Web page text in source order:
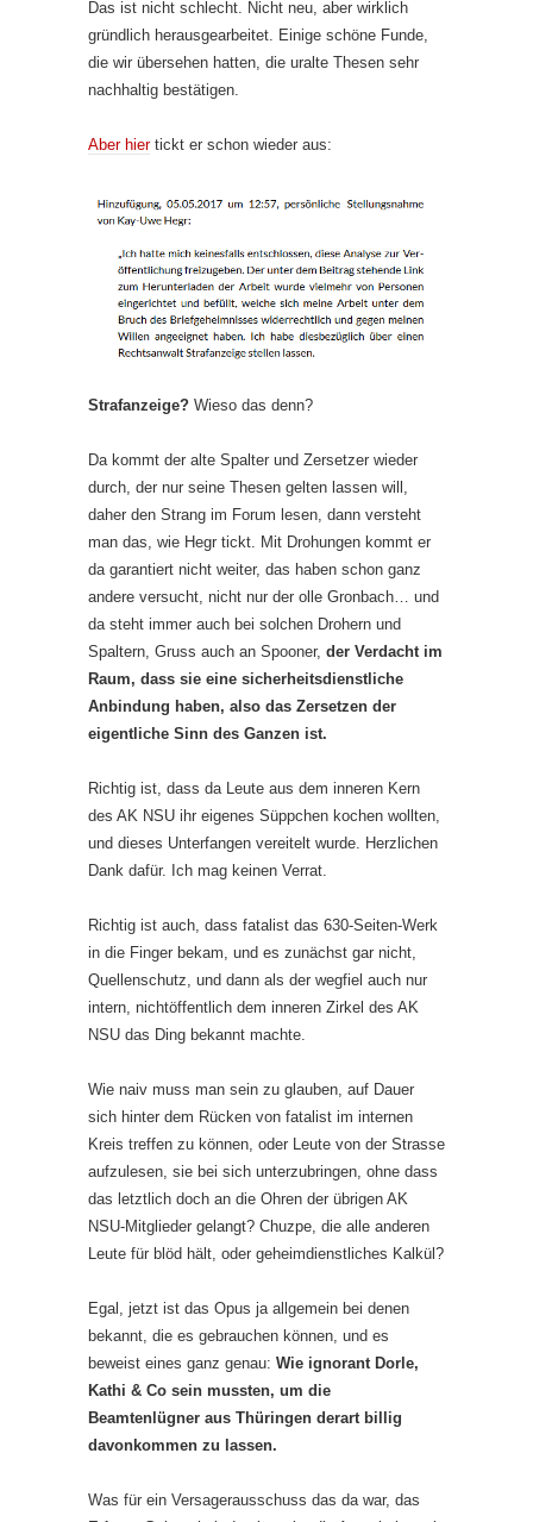
Das ist nicht schlecht. Nicht neu, aber wirklich
gründlich herausgearbeitet. Einige schöne Funde,
die wir übersehen hatten, die uralte Thesen sehr
nachhaltig bestätigen.
Aber hiertickt er schon wieder aus:
Strafanzeige? Wieso das denn?
Da kommt der alte Spalter und Zersetzer wieder
durch, der nur seine Thesen gelten lassen will,
daher den Strang im Forum lesen, dann versteht
man das, wie Hegr tickt. Mit Drohungen kommt er
da garantiert nicht weiter, das haben schon ganz
andere versucht, nicht nur der olle Gronbach… und
da steht immer auch bei solchen Drohern und
Spaltern, Gruss auch an Spooner, der Verdacht im
Raum, dass sie eine sicherheitsdienstliche
Anbindung haben, also das Zersetzen der
eigentliche Sinn des Ganzen ist.
Richtig ist, dass da Leute aus dem inneren Kern
des AK NSU ihr eigenes Süppchen kochen wollten,
und dieses Unterfangen vereitelt wurde. Herzlichen
Dank dafür. Ich mag keinen Verrat.
Richtig ist auch, dass fatalist das 630-Seiten-Werk
in die Finger bekam, und es zunächst gar nicht,
Quellenschutz, und dann als der wegfiel auch nur
intern, nichtöffentlich dem inneren Zirkel des AK
NSU das Ding bekannt machte.
Wie naiv muss man sein zu glauben, auf Dauer
sich hinter dem Rücken von fatalist im internen
Kreis treffen zu können, oder Leute von der Strasse
aufzulesen, sie bei sich unterzubringen, ohne dass
das letztlich doch an die Ohren der übrigen AK
NSU-Mitglieder gelangt? Chuzpe, die alle anderen
Leute für blöd hält, oder geheimdienstliches Kalkül?
Egal, jetzt ist das Opus ja allgemein bei denen
bekannt, die es gebrauchen können, und es
beweist eines ganz genau: Wie ignorant Dorle,
Kathi & Co sein mussten, um die
Beamtenlügner aus Thüringen derart billig
davonkommen zu lassen.
Was für ein Versagerausschuss das da war, das